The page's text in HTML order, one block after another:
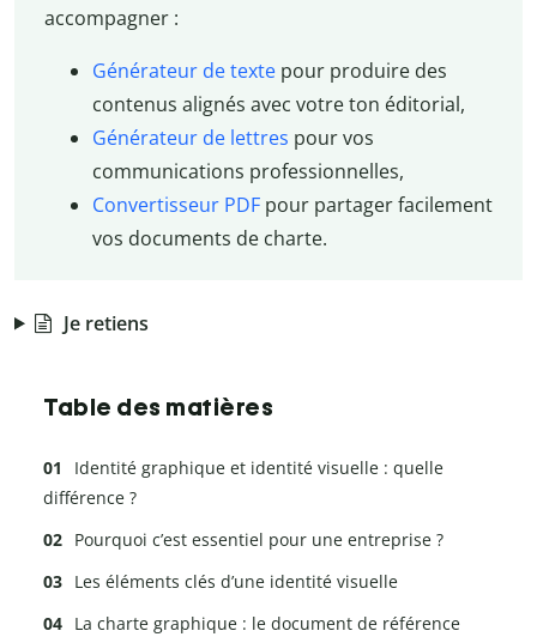
accompagner :
Générateur de textepour produire des
contenus alignés avec votre ton éditorial,
Générateur de lettres pour vos
communications professionnelles,
Convertisseur PDFpour partager facilement
vos documents de charte.
Je retiens
Table des matières
Identité graphique et identité visuelle : quelle
différence ?
Pourquoi c’est essentiel pour une entreprise ?
Les éléments clés d’une identité visuelle
La charte graphique : le document de référence